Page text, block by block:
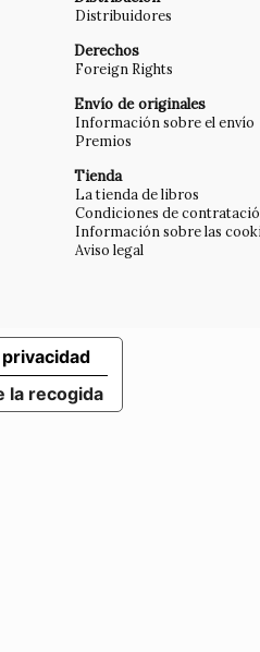
Distribuidores
Derechos
Foreign Rights
Envío de originales
Información sobre el envío
Premios
Tienda
La tienda de libros
Condiciones de
Información sobre las
Aviso legal
la recogida